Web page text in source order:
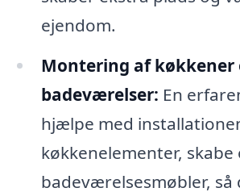
ejendom.
Montering af køkkener
badeværelser: En
hjælpe med
køkkenelementer, skabe
badeværelsesmøbler, så